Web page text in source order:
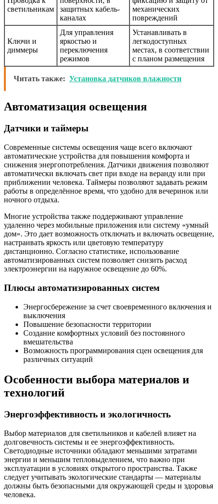
светильникам
защитных кабель-
каналах
механических
повреждений
Ключи и
диммеры
Для управления
яркостью и
переключения
режимов
Устанавливать в
легкодоступных
местах, в соответствии
с планом размещения
Читать также: Установка датчиков влажности
Автоматизация освещения
Датчики и таймеры
Современные системы освещения чаще всего включают
автоматические устройства для повышения комфорта и
снижения энергопотребления. Датчики движения позволяют
автоматически включать свет при входе на веранду или при
приближении человека. Таймеры позволяют задавать режим
работы в определённое время, что удобно для вечеринок или
ночного отдыха.
Многие устройства также поддерживают управление
удаленно через мобильные приложения или систему «умный
дом». Это дает возможность отключать и включать освещение,
настраивать яркость или цветовую температуру
дистанционно. Согласно статистике, использование
автоматизированных систем позволяет снизить расход
электроэнергии на наружное освещение до 60%.
Плюсы автоматизированных систем
Энергосбережение за счет своевременного включения и
выключения
Повышение безопасности территории
Создание комфортных условий без постоянного
вмешательства
Возможность программирования сцен освещения для
различных ситуаций
Особенности выбора материалов и
технологий
Энергоэффективность и экологичность
Выбор материалов для светильников и кабелей влияет на
долговечность системы и ее энергоэффективность.
Светодиодные источники обладают меньшими затратами
энергии и меньшим тепловыделением, что важно при
эксплуатации в условиях открытого пространства. Также
следует учитывать экологические стандарты — материалы
должны быть безопасными для окружающей среды и здоровья
человека.